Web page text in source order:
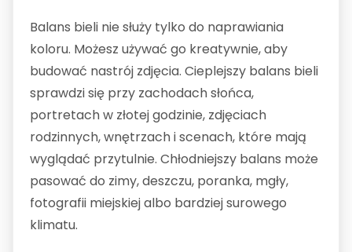
Balans bieli nie służy tylko do naprawiania
koloru. Możesz używać go kreatywnie, aby
budować nastrój zdjęcia. Cieplejszy balans bieli
sprawdzi się przy zachodach słońca,
portretach w złotej godzinie, zdjęciach
rodzinnych, wnętrzach i scenach, które mają
wyglądać przytulnie. Chłodniejszy balans może
pasować do zimy, deszczu, poranka, mgły,
fotografii miejskiej albo bardziej surowego
klimatu.